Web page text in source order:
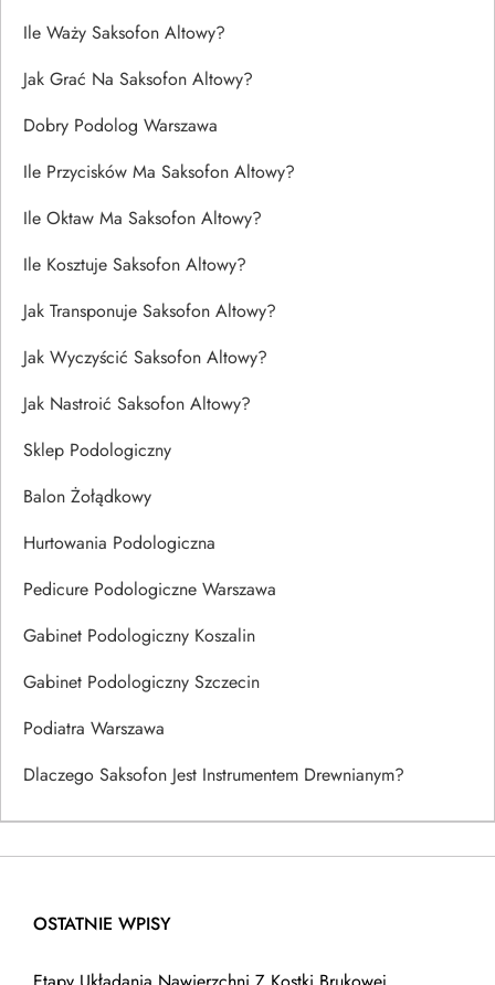
Ile Waży Saksofon Altowy?
Jak Grać Na Saksofon Altowy?
Dobry Podolog Warszawa
Ile Przycisków Ma Saksofon Altowy?
Ile Oktaw Ma Saksofon Altowy?
Ile Kosztuje Saksofon Altowy?
Jak Transponuje Saksofon Altowy?
Jak Wyczyścić Saksofon Altowy?
Jak Nastroić Saksofon Altowy?
Sklep Podologiczny
Balon Żołądkowy
Hurtowania Podologiczna
Pedicure Podologiczne Warszawa
Gabinet Podologiczny Koszalin
Gabinet Podologiczny Szczecin
Podiatra Warszawa
Dlaczego Saksofon Jest Instrumentem Drewnianym?
OSTATNIE WPISY